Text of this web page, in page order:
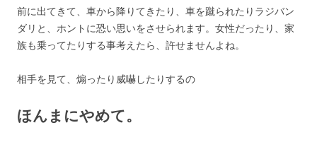
前に出てきて、車から降りてきたり、車を蹴られたりラジバン
ダリと、ホントに恐い思いをさせられます。女性だったり、家
族も乗ってたりする事考えたら、許せませんよね。
相手を見て、煽ったり威嚇したりするの
ほんまにやめて。